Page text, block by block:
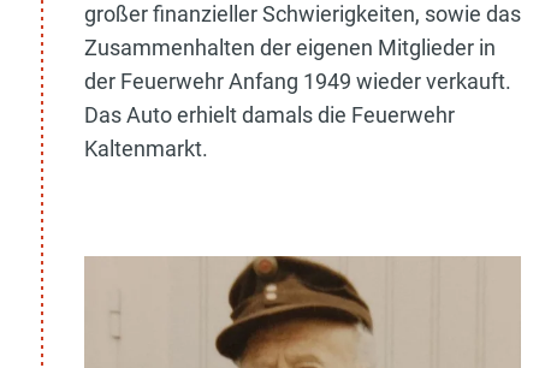
großer finanzieller Schwierigkeiten, sowie das
Zusammenhalten der eigenen Mitglieder in
der Feuerwehr Anfang 1949 wieder verkauft.
Das Auto erhielt damals die Feuerwehr
Kaltenmarkt.